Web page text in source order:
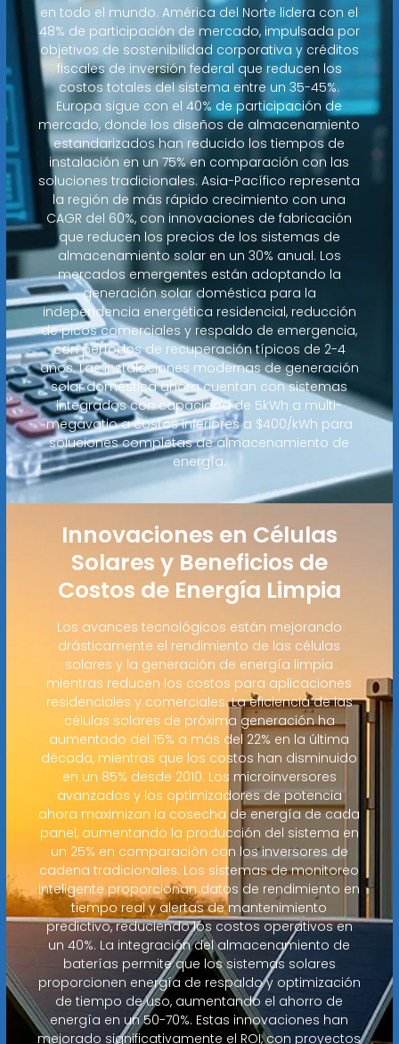
en todo el mundo. América del Norte lidera con el
48% de participación de mercado, impulsada por
objetivos de sostenibilidad corporativa y créditos
fiscales de inversión federal que reducen los
costos totales del sistema entre un 35-45%.
Europa sigue con el 40% de participación de
mercado, donde los diseños de almacenamiento
estandarizados han reducido los tiempos de
instalación en un 75% en comparación con las
soluciones tradicionales. Asia-Pacífico representa
la región de más rápido crecimiento con una
CAGR del 60%, con innovaciones de fabricación
que reducen los precios de los sistemas de
almacenamiento solar en un 30% anual. Los
mercados emergentes están adoptando la
generación solar doméstica para la
independencia energética residencial, reducción
de picos comerciales y respaldo de emergencia,
con períodos de recuperación típicos de 2-4
años. Las instalaciones modernas de generación
solar doméstica ahora cuentan con sistemas
integrados con capacidad de 5kWh a multi-
megavatio a costos inferiores a $400/kWh para
soluciones completas de almacenamiento de
energía.
Innovaciones en Células
Solares y Beneficios de
Costos de Energía Limpia
Los avances tecnológicos están mejorando
drásticamente el rendimiento de las células
solares y la generación de energía limpia
mientras reducen los costos para aplicaciones
residenciales y comerciales. La eficiencia de las
células solares de próxima generación ha
aumentado del 15% a más del 22% en la última
década, mientras que los costos han disminuido
en un 85% desde 2010. Los microinversores
avanzados y los optimizadores de potencia
ahora maximizan la cosecha de energía de cada
panel, aumentando la producción del sistema en
un 25% en comparación con los inversores de
cadena tradicionales. Los sistemas de monitoreo
inteligente proporcionan datos de rendimiento en
tiempo real y alertas de mantenimiento
predictivo, reduciendo los costos operativos en
un 40%. La integración del almacenamiento de
baterías permite que los sistemas solares
proporcionen energía de respaldo y optimización
de tiempo de uso, aumentando el ahorro de
energía en un 50-70%. Estas innovaciones han
mejorado significativamente el ROI, con proyectos